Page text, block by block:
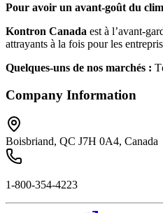
Pour avoir un avant-goût du
Kontron Canada est à l’avant-
attrayants à la fois pour les
Quelques-uns de nos marchés :
Company Information
Boisbriand, QC J7H 0A4, Canada
1-800-354-4223